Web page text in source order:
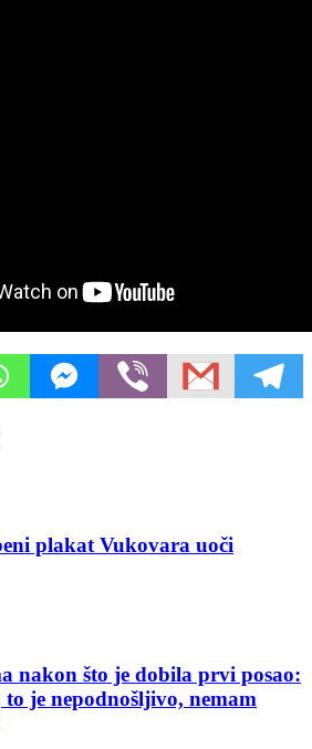
plakat Vukovara uoči
nakon što je dobila prvi posao:
to je nepodnošljivo, nemam